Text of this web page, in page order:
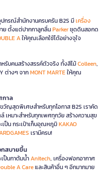
กรณ์สำนักงานครบครัน B2S มีเครื่อง
ย ตั้งแต่ปากกาลูกลื่นParkerชุดดินสอกด
Aให้คุณเลือกใช้ได้อย่างจุใจ
หรับคนสร้างสรรค์ตัวจริง ทั้งสีไม้Colleen,
ต่างๆ จากMONT MARTEให้คุณ
กาล
ญสุดพิเศษสำหรับทุกโอกาส B2S เราคัด
เหมาะสำหรับทุกเพศทุกวัย สร้างความสุข
ป็น กระเป๋าเก็บอุณหภูมิKAKAO
เรามีครบ!
กสบายขึ้น
เป็นกาต้มน้ำAnitech, เครื่องฟอกอากาศ
A Careและสินค้าอื่น ๆ อีกมากมาย